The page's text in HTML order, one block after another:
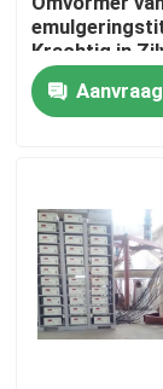
Contacteer
Ultrasone
krachtige
Krachtig in
Kleur